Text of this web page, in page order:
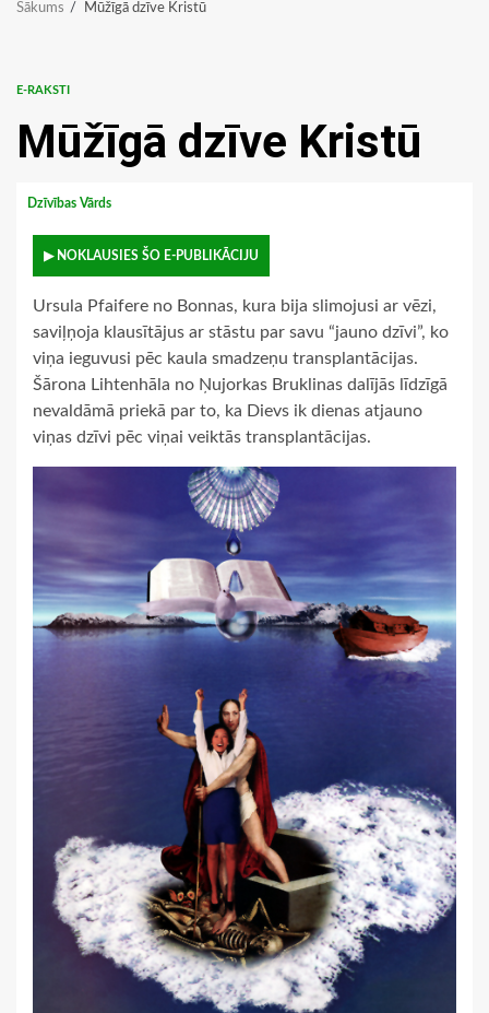
Sākums Mūžīgā dzīve Kristū
E-RAKSTI
Mūžīgā dzīve Kristū
Dzīvības Vārds
▶ NOKLAUSIES ŠO E-PUBLIKĀCIJU
Ursula Pfaifere no Bonnas, kura bija slimojusi ar vēzi,
saviļņoja klausītājus ar stāstu par savu “jauno dzīvi”, ko
viņa ieguvusi pēc kaula smadzeņu transplantācijas.
Šārona Lihtenhāla no Ņujorkas Bruklinas dalījās līdzīgā
nevaldāmā priekā par to, ka Dievs ik dienas atjau­no
viņas dzīvi pēc viņai veiktās transplantācijas.